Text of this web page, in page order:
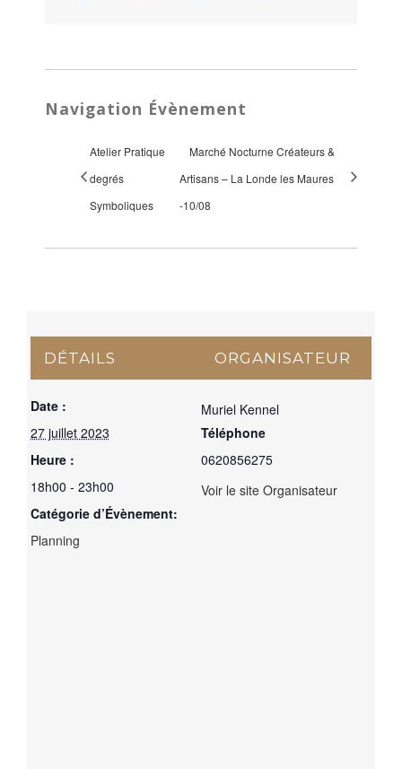
Navigation Évènement
Atelier Pratique
degrés
Symboliques
Marché Nocturne Créateurs &
Artisans – La Londe les Maures
-10/08
DÉTAILS
Date :
27 juillet 2023
Heure :
18h00 - 23h00
Catégorie d’Évènement:
Planning
ORGANISATEUR
Muriel Kennel
Téléphone
0620856275
Voir le site Organisateur